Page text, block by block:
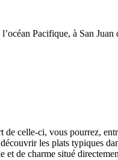
Pacifique, à San
celle-ci, vous pourrez,
les plats typiques
de charme situé